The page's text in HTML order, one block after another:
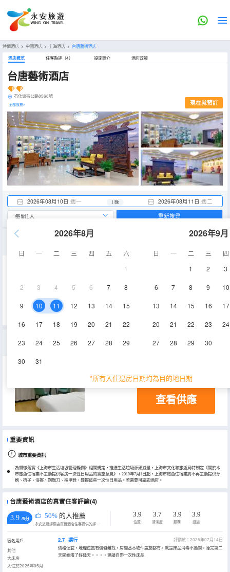
特價酒店 > 中國酒店 > 上海酒店 > 台唐藝術酒店
酒店概览 住客點評（4） 設施簡介 酒店政策
台唐藝術酒店
石化滬杭公路8568號
全部設施> 現在就預訂
2026年08月10日 週一 2026年08月11日 週二
1 晚
2026年8月
日 一 二 三 四 五
六
1
2 3 4 5 6 7 8
9 10 11 12 13 14 15
16 17 18 19 20 21 22
23 24 25 26 27 28 29
30 31
2026年9月
日 一 二 三
四
1
2 3
6 7 8 9 10
13 14 15 16 17
20 21 22 23 24
27 28 29 30
*所有入住退房日期均為目的地日期
重新搜尋
10-15㎡
大床房
10-15㎡ 2-3層
查看供應
重要資訊
城市重要資訊
為貫徹落實《上海市生活垃圾管理條例》相關規定，推進生活垃圾源頭減量，上海市文化和旅遊局特制定《關於本
市旅遊住宿業不主動提供客房一次性日用品的實施意見》，2019年7月1日起，上海市旅遊住宿業將不再主動提供牙
刷、梳子、浴擦、剃鬚刀、指甲銼、鞋擦這些一次性日用品。若需要可諮詢酒店。
台唐藝術酒店的真實住客評論(4)
3.9 /5分 50% 的人推薦
永安旅遊評價由真實酒店住客提供的評價。
3.9
位置
3.7
清潔度
3.9
服務
3.9
設施
匿名用戶
其他
大床房
入住於2025年05月
2.7 還行
評價於：2025年07月14日
價格便宜，地理位置有偏僻難找，房間基本物件設施都有，就是床品消毒不過關，睡完第二
天開始癢了好幾天。。。。建議自帶一次性床品